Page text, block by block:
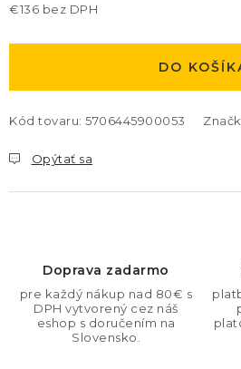
€136 bez DPH
DO
Kód tovaru: 5706445900053
Opýtať sa
Doprava zadarmo
pre každý nákup nad 80€ s
DPH vytvorený cez náš
eshop s doručením na
Slovensko.